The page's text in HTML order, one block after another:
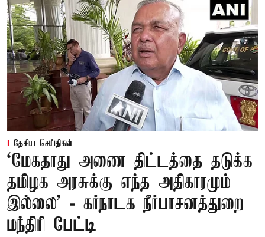
தேசிய செய்திகள்
‘மேகதாது அணை திட்டத்தை தடுக்க
தமிழக அரசுக்கு எந்த அதிகாரமும்
இல்லை’ - கர்நாடக நீர்பாசனத்துறை
மந்திரி பேட்டி